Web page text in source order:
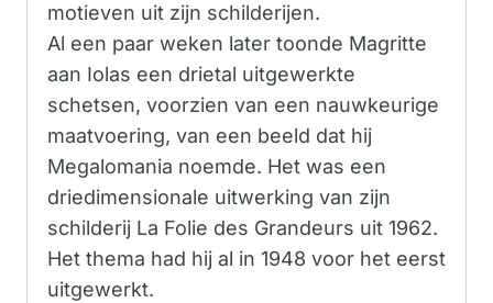
motieven uit zijn schilderijen.
Al een paar weken later toonde Magritte
aan Iolas een drietal uitgewerkte
schetsen, voorzien van een nauwkeurige
maatvoering, van een beeld dat hij
Megalomania noemde. Het was een
driedimensionale uitwerking van zijn
schilderij La Folie des Grandeurs uit 1962.
Het thema had hij al in 1948 voor het eerst
uitgewerkt.